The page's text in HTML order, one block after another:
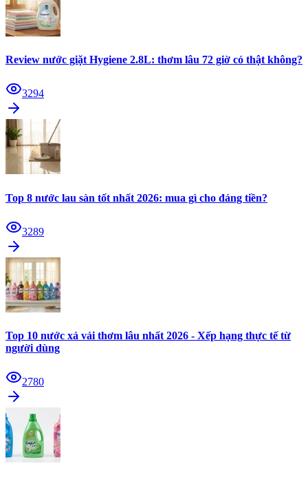
Review nước giặt Hygiene 2.8L: thơm lâu 72 giờ có thật không?
3294
Top 8 nước lau sàn tốt nhất 2026: mua gì cho đáng tiền?
3289
Top 10 nước xả vải thơm lâu nhất 2026 - Xếp hạng thực tế từ
người dùng
2780